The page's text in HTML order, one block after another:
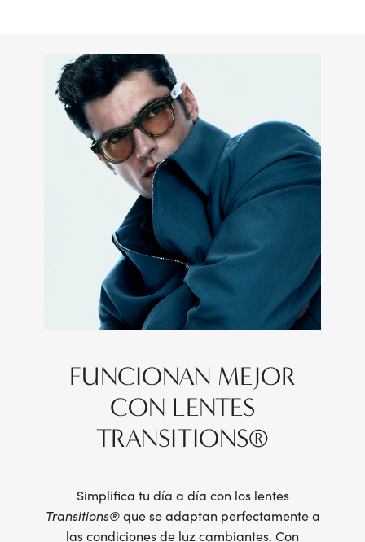
FUNCIONAN MEJOR
CON LENTES
TRANSITIONS®
Simplifica tu día a día con los lentes
Transitions®que se adaptan perfectamente a
las condiciones de luz cambiantes. Con